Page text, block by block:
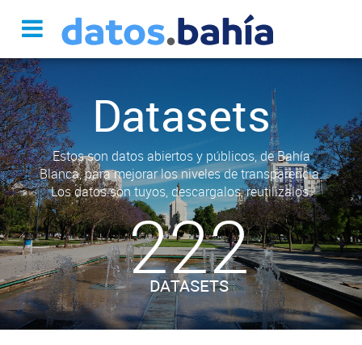
Datasets
Estos son datos abiertos y públicos, de Bahía
Blanca, para mejorar los niveles de transparencia.
Los datos son tuyos, descargalos, reutilizalos.
222
DATASETS